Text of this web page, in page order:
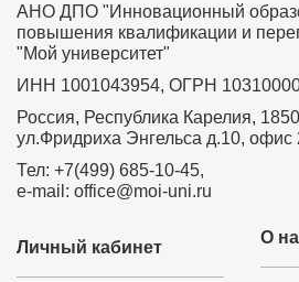
АНО ДПО "Инновационный
повышения квалификации и
"Мой университет"
ИНН 1001043954, ОГРН
Россия, Республика Карелия,
ул.Фридриха Энгельса д.10, офис
Тел: +7(499) 685-10-45,
e-mail: office@moi-uni.ru
О
Личный кабинет